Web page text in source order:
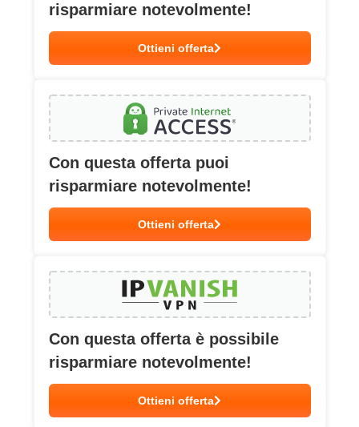
risparmiare notevolmente!
Ottieni offerta
Con questa offerta puoi
risparmiare notevolmente!
Ottieni offerta
Con questa offerta è possibile
risparmiare notevolmente!
Ottieni offerta